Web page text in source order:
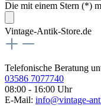
Die mit einem Stern (*)
Vintage-Antik-Store.de
Telefonische Beratung
03586 7077740
08:00 - 16:00 Uhr
E-Mail: info@vintage-